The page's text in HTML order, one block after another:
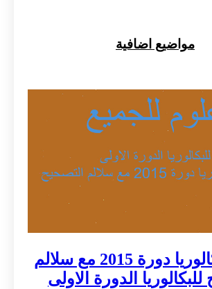
مواضيع اضافية
أسئلة البكالوريا دورة 2015 مع سلالم
للبكالوريا الدورة الاولى